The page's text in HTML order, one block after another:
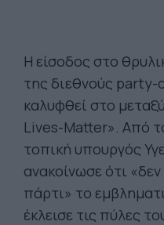
Η είσοδος στο
της διεθνούς party-
καλυφθεί στο
Lives-Matter». Από
τοπική υπουργός
ανακοίνωσε ότι
πάρτι» το
έκλεισε τις πύλες